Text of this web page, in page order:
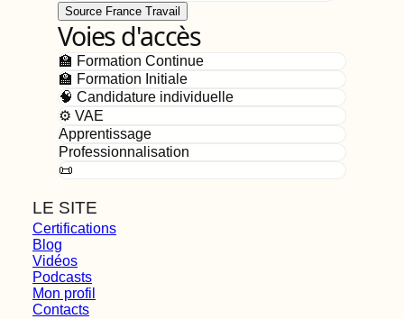
Source France Travail
Voies d'accès
🏫 Formation Continue
🏫 Formation Initiale
🧠 Candidature individuelle
⚙️ VAE
Apprentissage
Professionnalisation
📜
LE SITE
Certifications
Blog
Vidéos
Podcasts
Mon profil
Contacts